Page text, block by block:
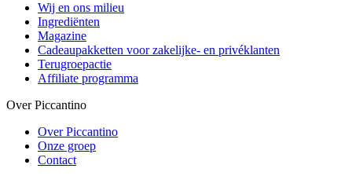
Wij en ons milieu
Ingrediënten
Magazine
Cadeaupakketten voor zakelijke- en privéklanten
Terugroepactie
Affiliate programma
Over Piccantino
Over Piccantino
Onze groep
Contact